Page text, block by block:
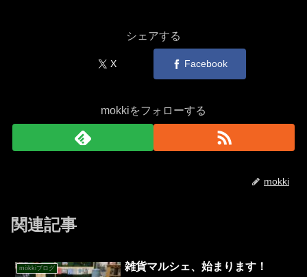
シェアする
X Facebook
mokkiをフォローする
mokki
関連記事
mökkiブログ 雑貨マルシェ、始まります！